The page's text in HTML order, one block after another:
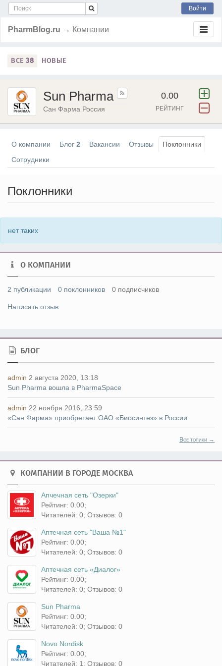
Войти
PharmBlog.ru → Компании
ВСЕ 38 НОВЫЕ
Sun Pharma
Сан Фарма Россия
0.00
РЕЙТИНГ
О компании Блог 2 Вакансии Отзывы
Поклонники
Сотрудники
Поклонники
нет таких
О КОМПАНИИ
2 публикации 0 поклонников 0 подписчиков
Написать отзыв
БЛОГ
admin 2 августа 2020, 13:18
Sun Pharma вошла в PharmaSpace
admin 22 ноября 2016, 23:59
«Сан Фарма» приобретает ОАО «Биосинтез» в России
Все топики →
КОМПАНИИ В ГОРОДЕ МОСКВА
Апчечная сеть "Озерки"
Рейтинг: 0.00;
Читателей: 0; Отзывов: 0
Аптечная сеть "Ваша №1"
Рейтинг: 0.00;
Читателей: 0; Отзывов: 0
Аптечная сеть «Диалог»
Рейтинг: 0.00;
Читателей: 0; Отзывов: 0
Sun Pharma
Рейтинг: 0.00;
Читателей: 0; Отзывов: 0
Novo Nordisk
Рейтинг: 0.00;
Читателей: 1; Отзывов: 0